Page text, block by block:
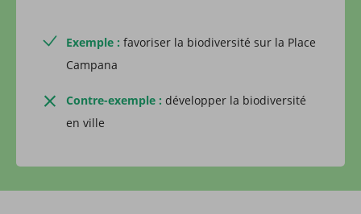
Exemple : favoriser la biodiversité sur la Place
Campana
Contre-exemple : développer la biodiversité
en ville